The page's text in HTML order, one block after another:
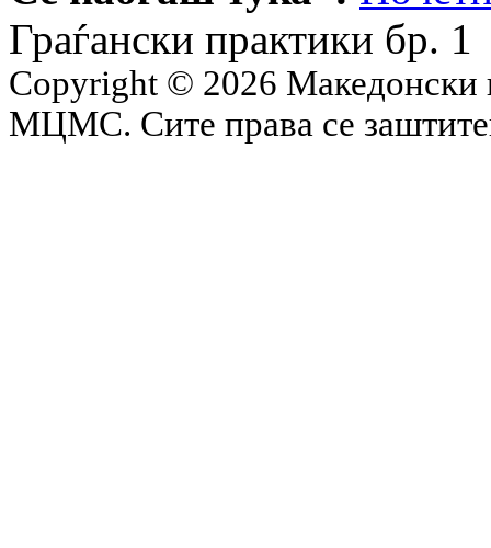
Граѓански практики бр. 1
Copyright © 2026 Македонски
МЦМС. Сите права се